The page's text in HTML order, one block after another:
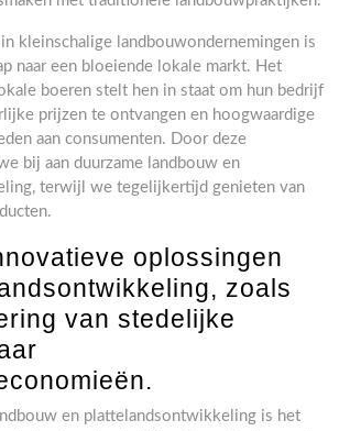
kleinschalige landbouwondernemingen is
naar een bloeiende lokale markt. Het
boeren stelt hen in staat om hun bedrijf
prijzen te ontvangen en hoogwaardige
aan consumenten. Door deze
bij aan duurzame landbouw en
terwijl we tegelijkertijd genieten van
oplossingen
zoals
van stedelijke
en plattelandsontwikkeling is het